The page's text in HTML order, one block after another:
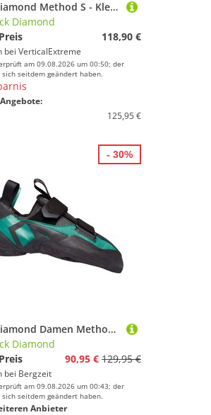
Black Diamond Method S - Kletterschuhe
Diamond
118,90 €
bei VerticalExtreme
am 09.08.2026 um 00:50; der
sich seitdem geändert haben.
125,95 €
Black Diamond Damen Method Kletterschuhe
Diamond
90,95 € 129,95 €
bei Bergzeit
am 09.08.2026 um 00:43; der
sich seitdem geändert haben.
Anbieter
- 30%